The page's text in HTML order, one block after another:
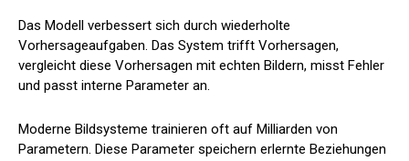
Das Modell verbessert sich durch wiederholte
Vorhersageaufgaben. Das System trifft Vorhersagen,
vergleicht diese Vorhersagen mit echten Bildern, misst Fehler
und passt interne Parameter an.
Moderne Bildsysteme trainieren oft auf Milliarden von
Parametern. Diese Parameter speichern erlernte Beziehungen